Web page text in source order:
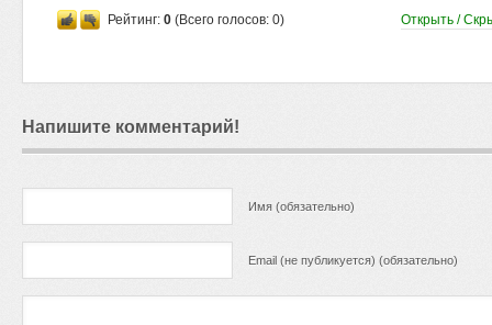
Рейтинг: 0 (Всего голосов: 0) Открыть /
Напишите комментарий!
Имя (обязательно)
Email (не публикуется) (обязательно)